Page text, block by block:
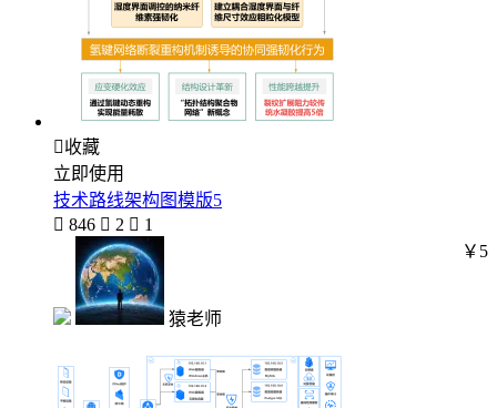
收藏
立即使用
技术路线架构图模版5
 846  2  1
猿老师
￥5